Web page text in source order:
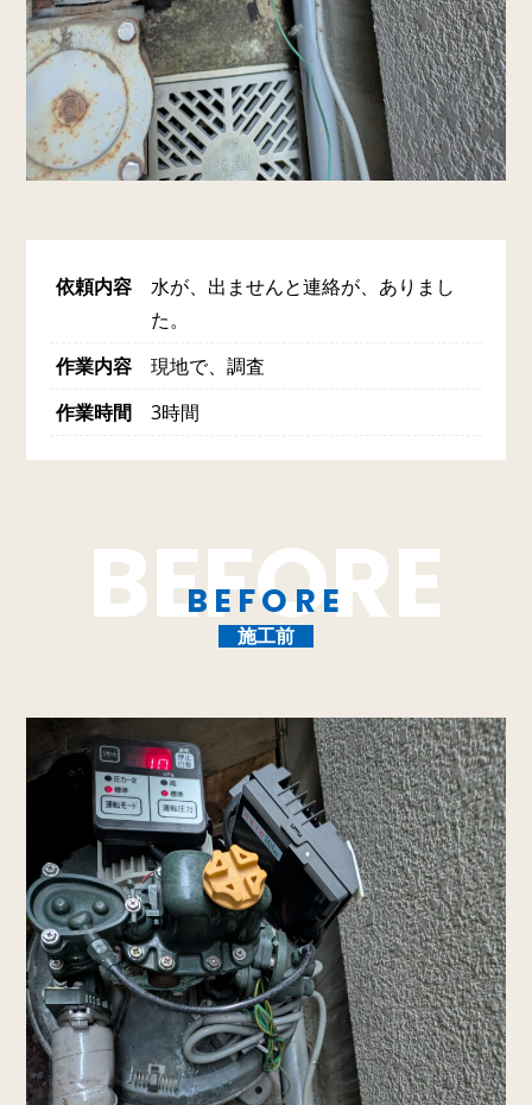
依頼内容
水が、出ませんと連絡が、ありまし
た。
作業内容
現地で、調査
作業時間
3時間
BEFORE
施工前